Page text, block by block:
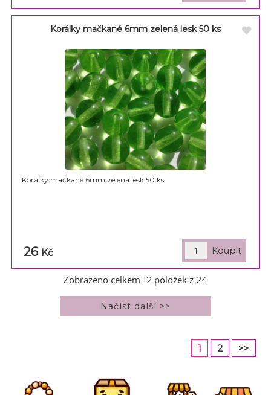
Korálky mačkané 6mm zelená lesk 50 ks
Korálky mačkané 6mm zelená lesk 50 ks
26 Kč
Zobrazeno celkem 12 položek z 24
1 2 >>